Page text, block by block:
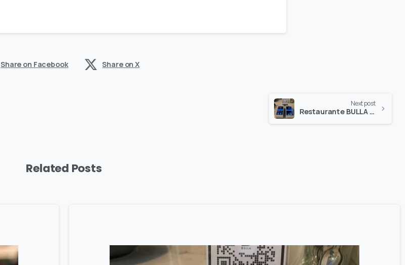
Share on Facebook Share on X
Next post
Restaurante BULLA atiende a sus clientes con el Smart Móvil Xetux.
Related Posts